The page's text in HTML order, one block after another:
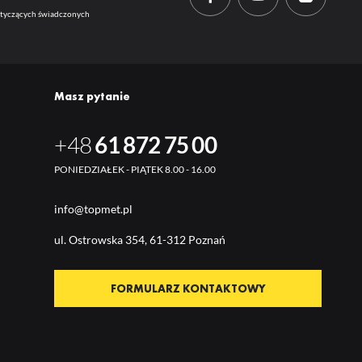
świadczonych
Masz pytanie
+4861 872 75 00
PONIEDZIAŁEK - PIĄTEK 8.00 - 16.00
info@topmet.pl
ul. Ostrowska 354, 61-312 Poznań
FORMULARZ KONTAKTOWY